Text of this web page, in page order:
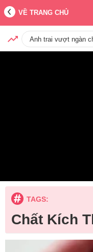
VỀ TRANG CHỦ
Anh trai vượt ngàn
TAGS:
Chất Kích